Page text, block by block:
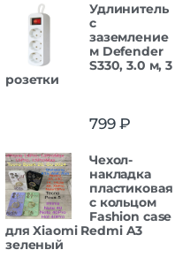
Удлинитель
с
заземление
м Defender
S330, 3.0 м, 3
розетки
799₽
Чехол-
накладка
пластиковая
с кольцом
Fashion case
для Xiaomi Redmi A3
зеленый